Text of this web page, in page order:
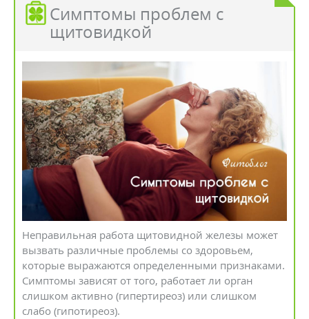
Симптомы проблем с
щитовидкой
Неправильная работа щитовидной железы может
вызвать различные проблемы со здоровьем,
которые выражаются определенными признаками.
Симптомы зависят от того, работает ли орган
слишком активно (гипертиреоз) или слишком
слабо (гипотиреоз).